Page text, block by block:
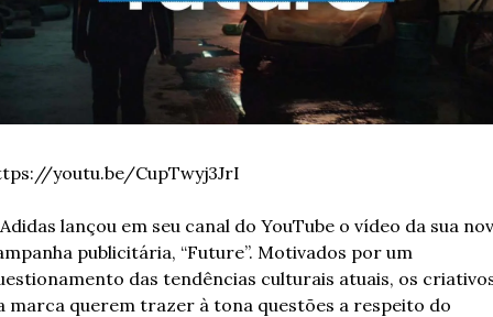
youtu.be/CupTwyj3JrI
lançou em seu canal do YouTube o vídeo da sua
publicitária, “Future”. Motivados por um
das tendências culturais atuais, os
marca querem trazer à tona questões a respeito do